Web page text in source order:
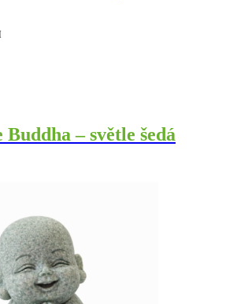
Buddha – světle šedá